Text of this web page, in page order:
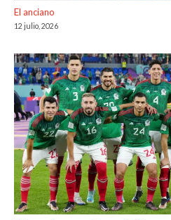
El anciano
12 julio, 2026